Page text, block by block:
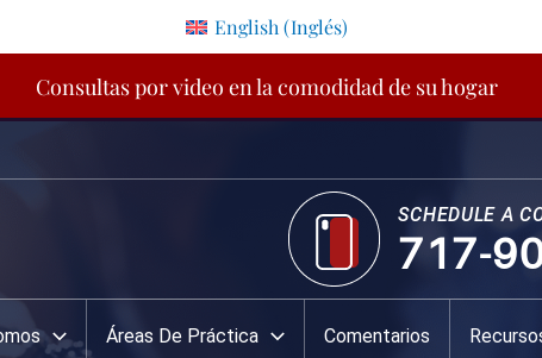
English (Inglés)
Consultas por video en la comodidad de su hogar
SCHEDULE A
717-
Áreas De Práctica Comentarios